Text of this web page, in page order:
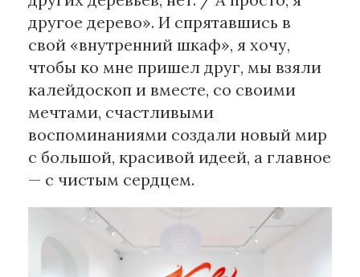
другое дерево». И спрятавшись в
свой «внутренний шкаф», я хочу,
чтобы ко мне пришел друг, мы взяли
калейдоскоп и вместе, со своими
мечтами, счастливыми
воспоминаниями создали новый мир
с большой, красивой идеей, а главное
— с чистым сердцем.